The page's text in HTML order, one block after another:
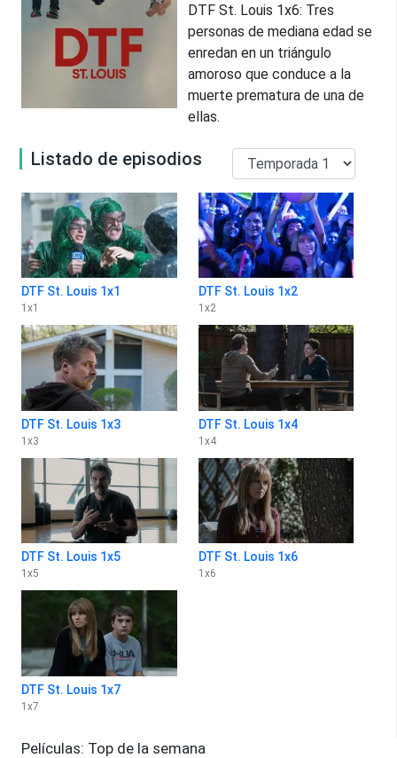
DTF St. Louis 1x6: Tres
personas de mediana edad se
enredan en un triángulo
amoroso que conduce a la
muerte prematura de una de
ellas.
Listado de episodios
DTF St. Louis 1x1
1 x1
DTF St. Louis 1x2
1 x2
DTF St. Louis 1x3
1 x3
DTF St. Louis 1x4
1 x4
DTF St. Louis 1x5
1 x5
DTF St. Louis 1x6
1 x6
DTF St. Louis 1x7
1 x7
Películas: Top de la semana